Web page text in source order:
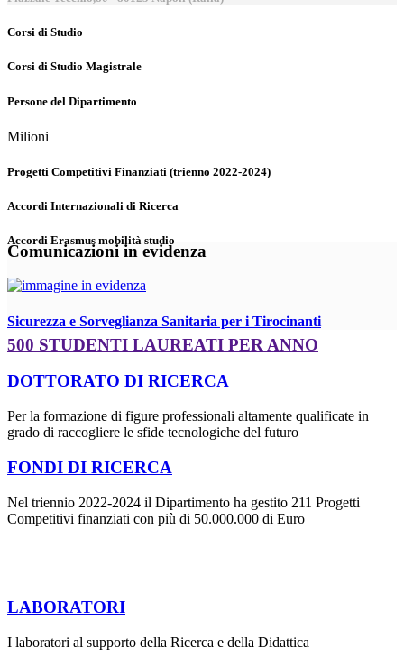
Corsi di Studio
Corsi di Studio Magistrale
Persone del Dipartimento
Milioni
Progetti Competitivi Finanziati (trienno 2022-2024)
Accordi Internazionali di Ricerca
Accordi Erasmus mobilità studio
Comunicazioni in evidenza
Sicurezza e Sorveglianza Sanitaria per i Tirocinanti
500 STUDENTI LAUREATI PER ANNO
DOTTORATO DI RICERCA
Per la formazione di figure professionali altamente qualificate in
grado di raccogliere le sfide tecnologiche del futuro
FONDI DI RICERCA
Nel triennio 2022-2024 il Dipartimento ha gestito 211 Progetti
Competitivi finanziati con più di 50.000.000 di Euro
LABORATORI
I laboratori al supporto della Ricerca e della Didattica